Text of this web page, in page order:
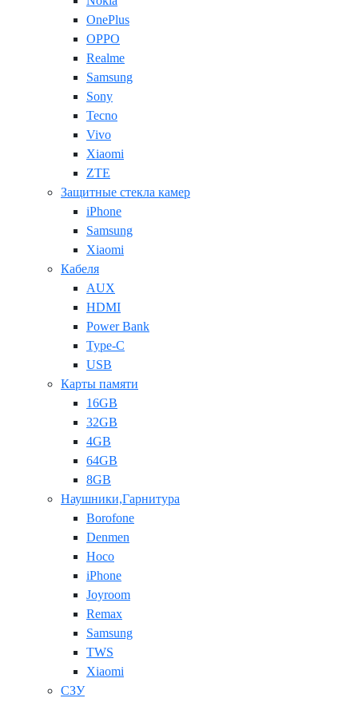
OnePlus
OPPO
Realme
Samsung
Sony
Tecno
Vivo
Xiaomi
ZTE
Защитные стекла камер
iPhone
Samsung
Xiaomi
Кабеля
AUX
HDMI
Power Bank
Type-C
USB
Карты памяти
16GB
32GB
4GB
64GB
8GB
Наушники,Гарнитура
Borofone
Denmen
Hoco
iPhone
Joyroom
Remax
Samsung
TWS
Xiaomi
СЗУ